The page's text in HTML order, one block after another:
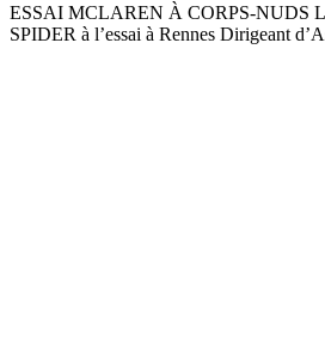
ESSAI MCLAREN À CORPS-NUDS
SPIDER à l’essai à Rennes Dirigeant